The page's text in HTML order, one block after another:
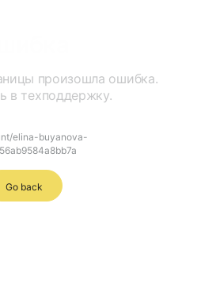
произошла ошибка.
в техподдержку.
elina-buyanova-
Go back